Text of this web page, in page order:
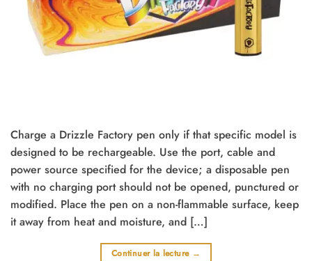
Charge a Drizzle Factory pen only if that specific model is
designed to be rechargeable. Use the port, cable and
power source specified for the device; a disposable pen
with no charging port should not be opened, punctured or
modified. Place the pen on a non-flammable surface, keep
it away from heat and moisture, and […]
Continuer la lecture →